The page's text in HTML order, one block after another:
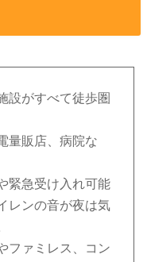
設がすべて徒歩圏
量販店、病院な
緊急受け入れ可能
レンの音が夜は気
ファミレス、コン